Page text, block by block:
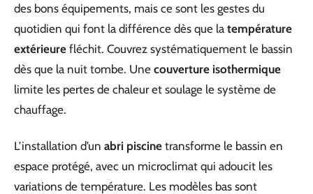
des bons équipements, mais ce sont les gestes du
quotidien qui font la différence dès que la température
extérieure fléchit. Couvrez systématiquement le bassin
dès que la nuit tombe. Une couverture isothermique
limite les pertes de chaleur et soulage le système de
chauffage.
L’installation d’un abri piscine transforme le bassin en
espace protégé, avec un microclimat qui adoucit les
variations de température. Les modèles bas sont